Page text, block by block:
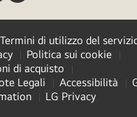
Termini di utilizzo del
Politica sui cookie
di acquisto
Legali
Accessibilità
LG Privacy